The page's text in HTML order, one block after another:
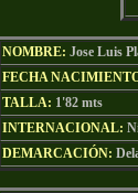
NOMBRE: Jose
FECHA
TALLA: 1'82
INTERNACIONAL:
DEMARCACIÓN: